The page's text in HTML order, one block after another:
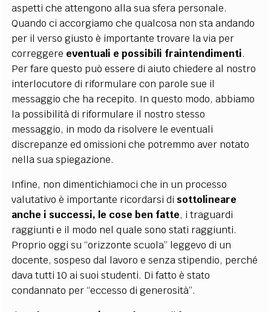
aspetti che attengono alla sua sfera personale.
Quando ci accorgiamo che qualcosa non sta andando
per il verso giusto è importante trovare la via per
correggere eventuali e possibili fraintendimenti.
Per fare questo può essere di aiuto chiedere al nostro
interlocutore di riformulare con parole sue il
messaggio che ha recepito. In questo modo, abbiamo
la possibilità di riformulare il nostro stesso
messaggio, in modo da risolvere le eventuali
discrepanze ed omissioni che potremmo aver notato
nella sua spiegazione.
Infine, non dimentichiamoci che in un processo
valutativo è importante ricordarsi di sottolineare
anche i successi, le cose ben fatte, i traguardi
raggiunti e il modo nel quale sono stati raggiunti.
Proprio oggi su “orizzonte scuola” leggevo di un
docente, sospeso dal lavoro e senza stipendio, perché
dava tutti 10 ai suoi studenti. Di fatto è stato
condannato per “eccesso di generosità”.